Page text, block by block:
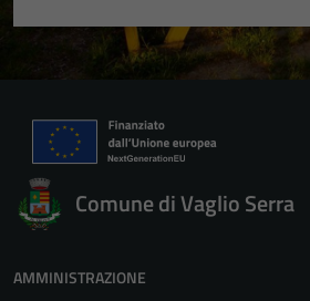
Comune di Vaglio Serra
AMMINISTRAZIONE